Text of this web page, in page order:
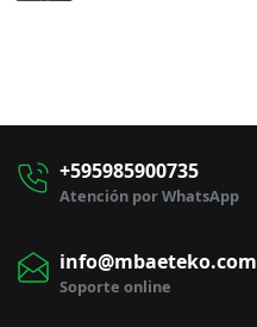
+595985900735
Atención por WhatsApp
info@mbaeteko.com
Soporte online